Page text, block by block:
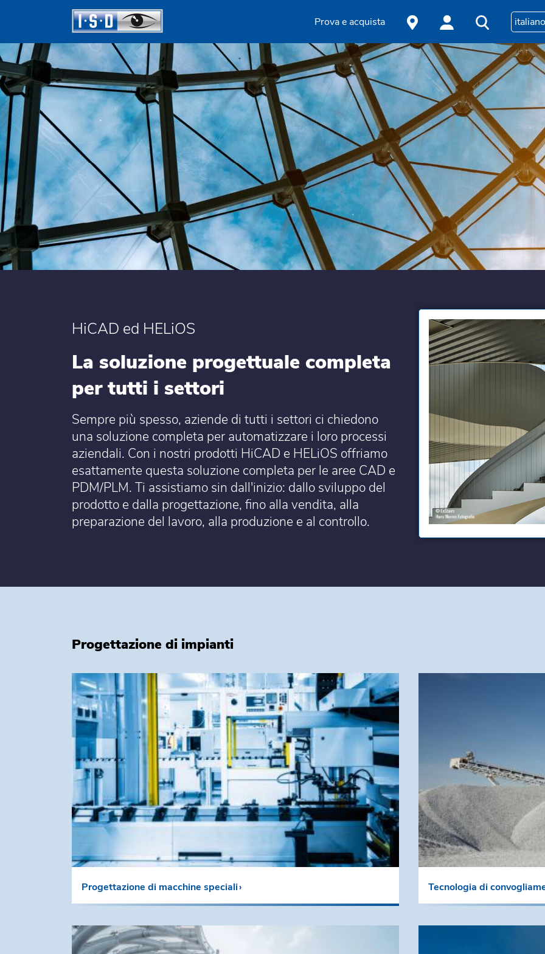
Prova e acquista italiano
HiCAD ed HELiOS
La soluzione progettuale completa
per tutti i settori
Sempre più spesso, aziende di tutti i settori ci chiedono
una soluzione completa per automatizzare i loro processi
aziendali. Con i nostri prodotti HiCAD e HELiOS offriamo
esattamente questa soluzione completa per le aree CAD e
PDM/PLM. Ti assistiamo sin dall'inizio: dallo sviluppo del
prodotto e dalla progettazione, fino alla vendita, alla
preparazione del lavoro, alla produzione e al controllo.
Progettazione di impianti
Progettazione di macchine speciali Tecnologia di